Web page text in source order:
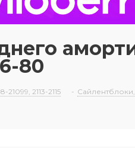
80
21099, 2113-2115 - Сайлентблоки,